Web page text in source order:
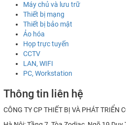
Máy chủ và lưu trữ
Thiết bị mạng
Thiết bị bảo mật
Ảo hóa
Họp trực tuyến
CCTV
LAN, WIFI
PC, Workstation
Thông tin liên hệ
CÔNG TY CP THIẾT BỊ VÀ PHÁT TRIỂN